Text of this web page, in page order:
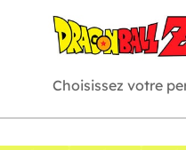
Choisissez votre